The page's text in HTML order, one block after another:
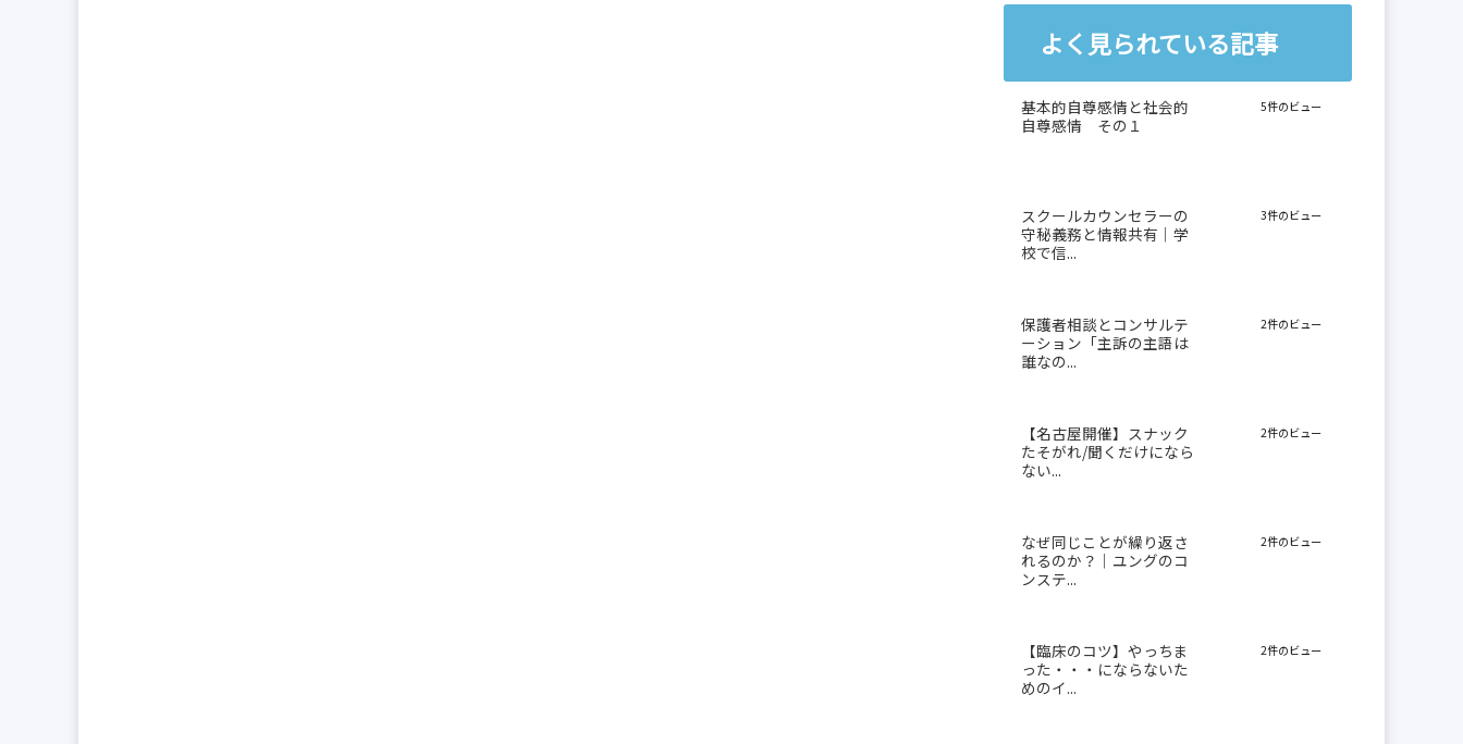
よく見られている記事
基本的自尊感情と社会的
自尊感情 その１
5件のビュー
スクールカウンセラーの
守秘義務と情報共有｜学
校で信...
3件のビュー
保護者相談とコンサルテ
ーション「主訴の主語は
誰なの...
2件のビュー
【名古屋開催】スナック
たそがれ/聞くだけになら
ない...
2件のビュー
なぜ同じことが繰り返さ
れるのか？｜ユングのコ
ンステ...
2件のビュー
【臨床のコツ】やっちま
った・・・にならないた
めのイ...
2件のビュー